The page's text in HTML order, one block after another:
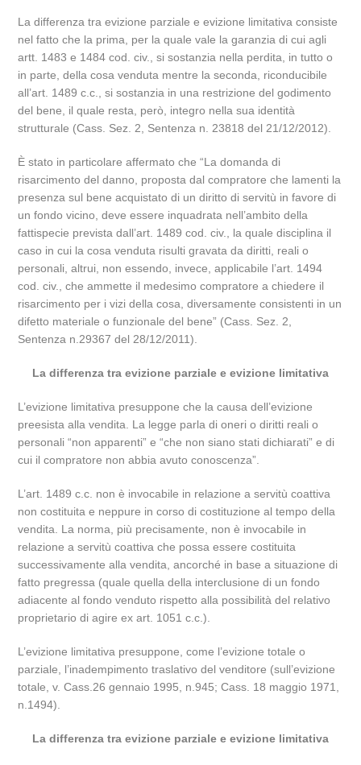
La differenza tra evizione parziale e evizione limitativa consiste
nel fatto che la prima, per la quale vale la garanzia di cui agli
artt. 1483 e 1484 cod. civ., si sostanzia nella perdita, in tutto o
in parte, della cosa venduta mentre la seconda, riconducibile
all’art. 1489 c.c., si sostanzia in una restrizione del godimento
del bene, il quale resta, però, integro nella sua identità
strutturale (Cass. Sez. 2, Sentenza n. 23818 del 21/12/2012).
È stato in particolare affermato che “La domanda di
risarcimento del danno, proposta dal compratore che lamenti la
presenza sul bene acquistato di un diritto di servitù in favore di
un fondo vicino, deve essere inquadrata nell’ambito della
fattispecie prevista dall’art. 1489 cod. civ., la quale disciplina il
caso in cui la cosa venduta risulti gravata da diritti, reali o
personali, altrui, non essendo, invece, applicabile l’art. 1494
cod. civ., che ammette il medesimo compratore a chiedere il
risarcimento per i vizi della cosa, diversamente consistenti in un
difetto materiale o funzionale del bene” (Cass. Sez. 2,
Sentenza n.29367 del 28/12/2011).
La differenza tra evizione parziale e evizione limitativa
L’evizione limitativa presuppone che la causa dell’evizione
preesista alla vendita. La legge parla di oneri o diritti reali o
personali “non apparenti” e “che non siano stati dichiarati” e di
cui il compratore non abbia avuto conoscenza”.
L’art. 1489 c.c. non è invocabile in relazione a servitù coattiva
non costituita e neppure in corso di costituzione al tempo della
vendita. La norma, più precisamente, non è invocabile in
relazione a servitù coattiva che possa essere costituita
successivamente alla vendita, ancorché in base a situazione di
fatto pregressa (quale quella della interclusione di un fondo
adiacente al fondo venduto rispetto alla possibilità del relativo
proprietario di agire ex art. 1051 c.c.).
L’evizione limitativa presuppone, come l’evizione totale o
parziale, l’inadempimento traslativo del venditore (sull’evizione
totale, v. Cass.26 gennaio 1995, n.945; Cass. 18 maggio 1971,
n.1494).
La differenza tra evizione parziale e evizione limitativa